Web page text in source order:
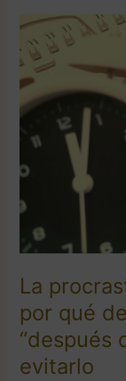
La
por qué
“después
evitarlo
La
procrastinación
y
el
rendimiento:
qué
dejamos
para
“después
año
nuevo”
y
cómo
evitarlo